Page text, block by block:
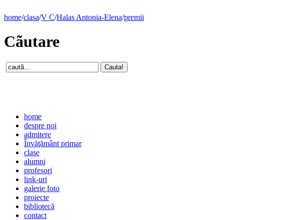
home/clasa/V C/Halas Antonia-Elena/premii
Cãutare
home
despre noi
admitere
Învăţământ primar
clase
alumni
profesori
link-uri
galerie foto
proiecte
bibliotecă
contact